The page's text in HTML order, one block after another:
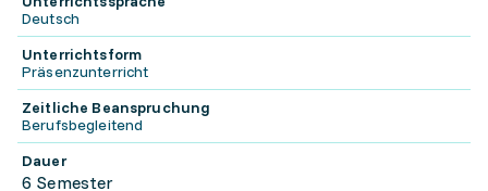
Deutsch
Unterrichtsform
Präsenzunterricht
Zeitliche Beanspruchung
Berufsbegleitend
Dauer
6 Semester